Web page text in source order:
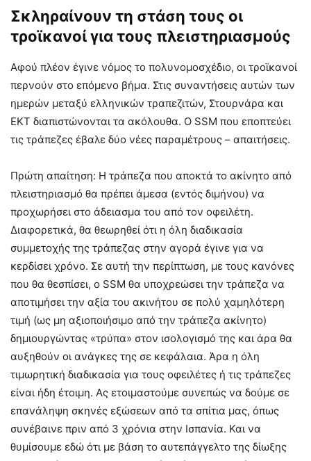
Σκληραίνουν τη στάση τους οι
τροϊκανοί για τους πλειστηριασμούς
Αφού πλέον έγινε νόμος το πολυνομοσχέδιο, οι τροϊκανοί
περνούν στο επόμενο βήμα. Στις συναντήσεις αυτών των
ημερών μεταξύ ελληνικών τραπεζιτών, Στουρνάρα και
ΕΚΤ διαπιστώνονται τα ακόλουθα. Ο SSM που εποπτεύει
τις τράπεζες έβαλε δύο νέες παραμέτρους – απαιτήσεις.
Πρώτη απαίτηση: Η τράπεζα που αποκτά το ακίνητο από
πλειστηριασμό θα πρέπει άμεσα (εντός διμήνου) να
προχωρήσει στο άδειασμα του από τον οφειλέτη.
Διαφορετικά, θα θεωρηθεί ότι η όλη διαδικασία
συμμετοχής της τράπεζας στην αγορά έγινε για να
κερδίσει χρόνο. Σε αυτή την περίπτωση, με τους κανόνες
που θα θεσπίσει, ο SSM θα υποχρεώσει την τράπεζα να
αποτιμήσει την αξία του ακινήτου σε πολύ χαμηλότερη
τιμή (ως μη αξιοποιήσιμο από την τράπεζα ακίνητο)
δημιουργώντας «τρύπα» στον ισολογισμό της και άρα θα
αυξηθούν οι ανάγκες της σε κεφάλαια. Άρα η όλη
τιμωρητική διαδικασία για τους οφειλέτες ή τις τράπεζες
είναι ήδη έτοιμη. Ας ετοιμαστούμε συνεπώς να δούμε σε
επανάληψη σκηνές εξώσεων από τα σπίτια μας, όπως
συνέβαινε πριν από 3 χρόνια στην Ισπανία. Και να
θυμίσουμε εδώ ότι με βάση το αυτεπάγγελτο της δίωξης